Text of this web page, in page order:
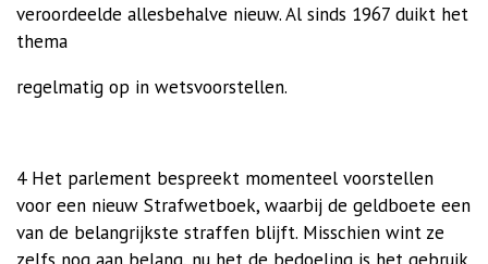
veroordeelde allesbehalve nieuw. Al sinds 1967 duikt het
thema
regelmatig op in wetsvoorstellen.
4 Het parlement bespreekt momenteel voorstellen
voor een nieuw Strafwetboek, waarbij de geldboete een
van de belangrijkste straffen blijft. Misschien wint ze